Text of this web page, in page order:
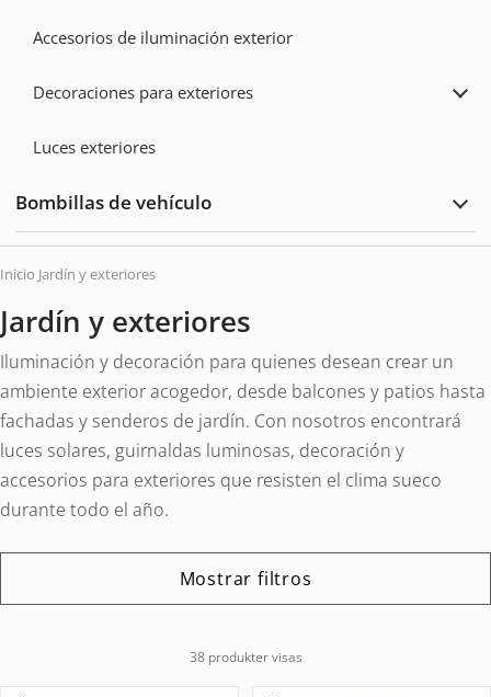
Accesorios de iluminación exterior
Decoraciones para exteriores
Luces exteriores
Bombillas de vehículo
de
Inicio Jardín y exteriores
Jardín y exteriores
Iluminación y decoración para quienes desean crear un
ambiente exterior acogedor, desde balcones y patios hasta
fachadas y senderos de jardín. Con nosotros encontrará
luces solares, guirnaldas luminosas, decoración y
accesorios para exteriores que resisten el clima sueco
durante todo el año.
Mostrar filtros
38 produkter visas